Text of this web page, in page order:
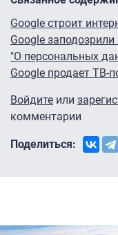
Google строит
Google
"О персональных
Google продает ТВ-
Войдите или
комментарии
Поделиться: